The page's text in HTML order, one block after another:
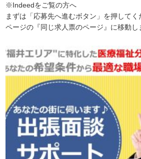
※Indeedをご覧の方へ
まずは「応募先へ進むボタン」を押して
ページの『同じ求人票のページ』に移動し